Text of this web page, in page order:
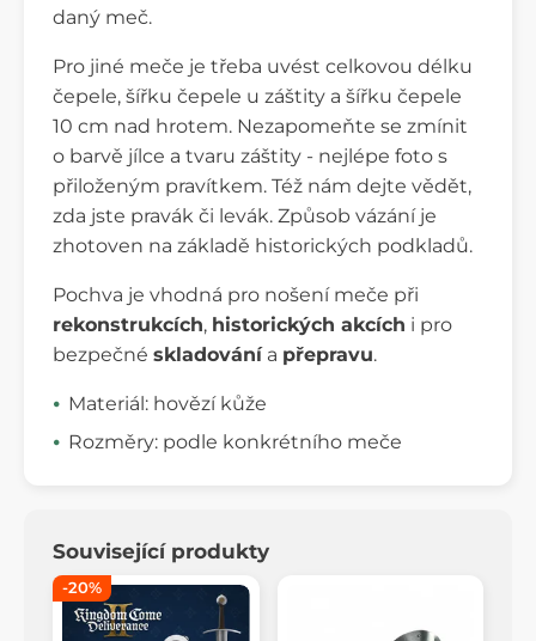
daný meč.
Pro jiné meče je třeba uvést celkovou délku
čepele, šířku čepele u záštity a šířku čepele
10 cm nad hrotem. Nezapomeňte se zmínit
o barvě jílce a tvaru záštity - nejlépe foto s
přiloženým pravítkem. Též nám dejte vědět,
zda jste pravák či levák. Způsob vázání je
zhotoven na základě historických podkladů.
Pochva je vhodná pro nošení meče při
rekonstrukcích, historických akcích i pro
bezpečné skladovánía přepravu.
Materiál: hovězí kůže
Rozměry: podle konkrétního meče
Související produkty
-20%